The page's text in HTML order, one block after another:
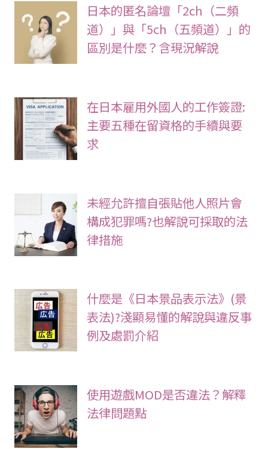
日本的匿名論壇「2ch（二頻
道）」與「5ch（五頻道）」的
區別是什麼？含現況解說
在日本雇用外國人的工作簽證:
主要五種在留資格的手續與要
求
未經允許擅自張貼他人照片會
構成犯罪嗎?也解說可採取的法
律措施
什麼是《日本景品表示法》(景
表法)?淺顯易懂的解說與違反事
例及處罰介紹
使用遊戲MOD是否違法？解釋
法律問題點